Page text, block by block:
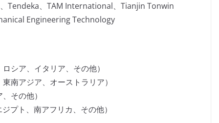
Tendeka、TAM International、Tianjin Tonwin
Engineering Technology
シア、イタリア、その他）
南アジア、オーストラリア）
その他）
プト、南アフリカ、その他）